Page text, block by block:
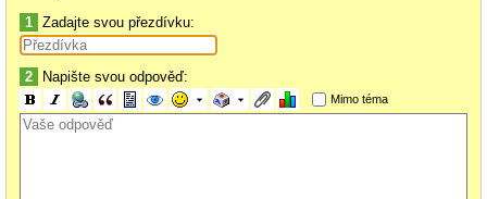
1 Zadajte svou přezdívku:
2 Napište svou odpověď:
Mimo téma